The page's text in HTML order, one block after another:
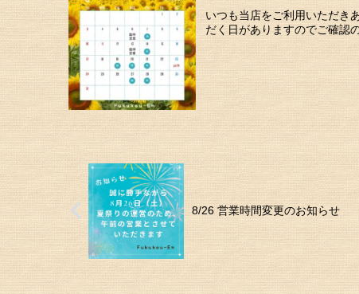
いつも当店をご利用いただき
だく日がありますのでご確認
8/26 営業時間変更のお知らせ